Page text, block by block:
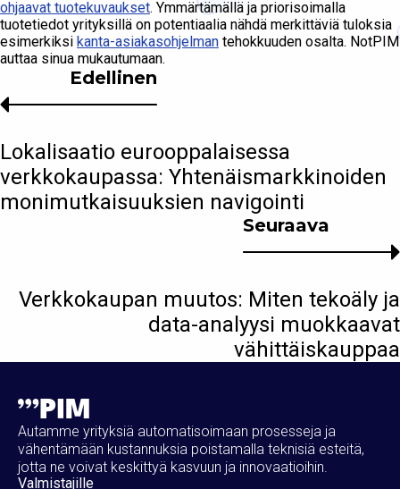
ohjaavat tuotekuvaukset. Ymmärtämällä ja priorisoimalla
tuotetiedot yrityksillä on potentiaalia nähdä merkittäviä tuloksia
esimerkiksi kanta-asiakasohjelman tehokkuuden osalta. NotPIM
auttaa sinua mukautumaan.
Seuraava
Verkkokaupan muutos: Miten tekoäly ja
data-analyysi muokkaavat
vähittäiskauppaa
Edellinen
Lokalisaatio eurooppalaisessa
verkkokaupassa: Yhtenäismarkkinoiden
monimutkaisuuksien navigointi
Autamme yrityksiä automatisoimaan prosesseja ja
vähentämään kustannuksia poistamalla teknisiä esteitä,
jotta ne voivat keskittyä kasvuun ja innovaatioihin.
Valmistajille